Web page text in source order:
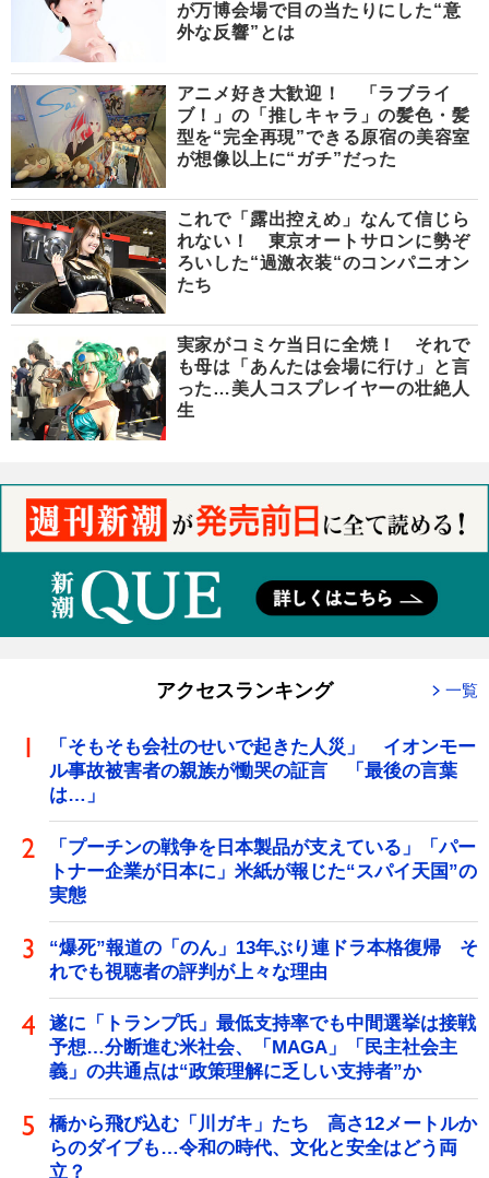
が万博会場で目の当たりにした“意
外な反響”とは
アニメ好き大歓迎！ 「ラブライ
ブ！」の「推しキャラ」の髪色・髪
型を“完全再現”できる原宿の美容室
が想像以上に“ガチ”だった
これで「露出控えめ」なんて信じら
れない！ 東京オートサロンに勢ぞ
ろいした“過激衣装“のコンパニオン
たち
実家がコミケ当日に全焼！ それで
も母は「あんたは会場に行け」と言
った…美人コスプレイヤーの壮絶人
生
アクセスランキング 一覧
「そもそも会社のせいで起きた人災」 イオンモー
ル事故被害者の親族が慟哭の証言 「最後の言葉
は…」
「プーチンの戦争を日本製品が支えている」「パー
トナー企業が日本に」米紙が報じた“スパイ天国”の
実態
“爆死”報道の「のん」13年ぶり連ドラ本格復帰 そ
れでも視聴者の評判が上々な理由
遂に「トランプ氏」最低支持率でも中間選挙は接戦
予想…分断進む米社会、「MAGA」「民主社会主
義」の共通点は“政策理解に乏しい支持者”か
橋から飛び込む「川ガキ」たち 高さ12メートルか
らのダイブも…令和の時代、文化と安全はどう両
立？